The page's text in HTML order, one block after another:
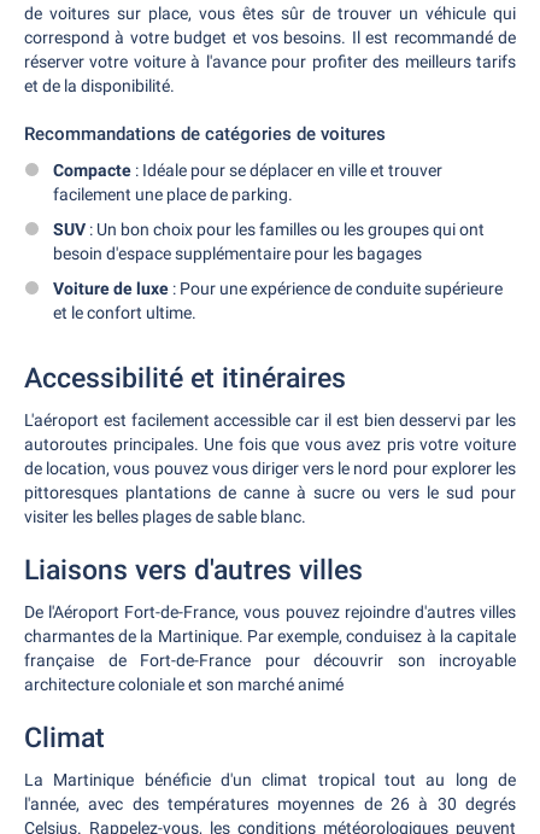
de voitures sur place, vous êtes sûr de trouver un véhicule qui
correspond à votre budget et vos besoins. Il est recommandé de
réserver votre voiture à l'avance pour profiter des meilleurs tarifs
et de la disponibilité.
Recommandations de catégories de voitures
Compacte : Idéale pour se déplacer en ville et trouver
facilement une place de parking.
SUV : Un bon choix pour les familles ou les groupes qui ont
besoin d'espace supplémentaire pour les bagages
Voiture de luxe : Pour une expérience de conduite supérieure
et le confort ultime.
Accessibilité et itinéraires
L'aéroport est facilement accessible car il est bien desservi par les
autoroutes principales. Une fois que vous avez pris votre voiture
de location, vous pouvez vous diriger vers le nord pour explorer les
pittoresques plantations de canne à sucre ou vers le sud pour
visiter les belles plages de sable blanc.
Liaisons vers d'autres villes
De l'Aéroport Fort-de-France, vous pouvez rejoindre d'autres villes
charmantes de la Martinique. Par exemple, conduisez à la capitale
française de Fort-de-France pour découvrir son incroyable
architecture coloniale et son marché animé
Climat
La Martinique bénéficie d'un climat tropical tout au long de
l'année, avec des températures moyennes de 26 à 30 degrés
Celsius. Rappelez-vous, les conditions météorologiques peuvent